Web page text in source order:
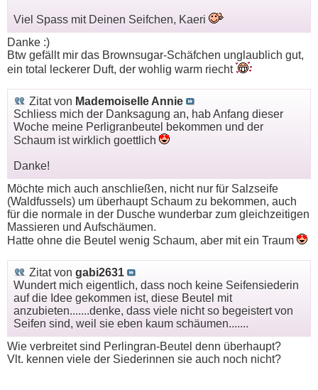
Viel Spass mit Deinen Seifchen, Kaeri
Danke :)
Btw gefällt mir das Brownsugar-Schäfchen unglaublich gut,
ein total leckerer Duft, der wohlig warm riecht
Zitat von Mademoiselle Annie
Schliess mich der Danksagung an, hab Anfang dieser
Woche meine Perligranbeutel bekommen und der
Schaum ist wirklich goettlich
Danke!
Möchte mich auch anschließen, nicht nur für Salzseife
(Waldfussels) um überhaupt Schaum zu bekommen, auch
für die normale in der Dusche wunderbar zum gleichzeitigen
Massieren und Aufschäumen.
Hatte ohne die Beutel wenig Schaum, aber mit ein Traum
Zitat von gabi2631
Wundert mich eigentlich, dass noch keine Seifensiederin
auf die Idee gekommen ist, diese Beutel mit
anzubieten.......denke, dass viele nicht so begeistert von
Seifen sind, weil sie eben kaum schäumen.......
Wie verbreitet sind Perlingran-Beutel denn überhaupt?
Vlt. kennen viele der Siederinnen sie auch noch nicht?